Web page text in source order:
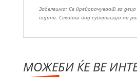
Забелешка: Се препорачуваат за
години. Секогаш под супервизија на
МОЖЕБИ ЌЕ ВЕ